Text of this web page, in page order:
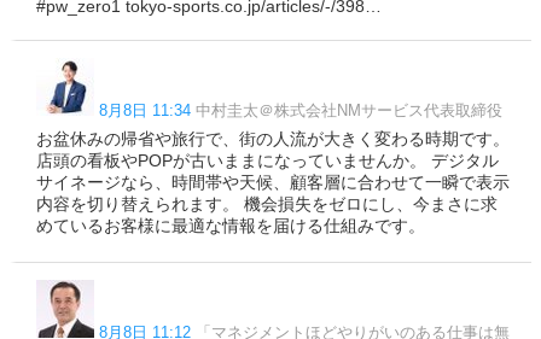
#pw_zero1 tokyo-sports.co.jp/articles/-/398…
8月8日 11:34 中村圭太＠株式会社NMサービス代表取締役
お盆休みの帰省や旅行で、街の人流が大きく変わる時期です。
店頭の看板やPOPが古いままになっていませんか。 デジタル
サイネージなら、時間帯や天候、顧客層に合わせて一瞬で表示
内容を切り替えられます。 機会損失をゼロにし、今まさに求
めているお客様に最適な情報を届ける仕組みです。
8月8日 11:12
「マネジメントほどやりがいのある仕事は無